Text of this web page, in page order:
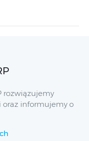
rozwiązujemy
oraz informujemy o